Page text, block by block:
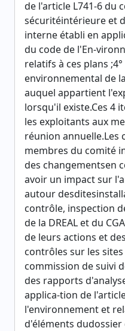
de l'article L741-6 du
sécuritéintérieure et
interne établi en
du code de l'En-
relatifs à ces plans
environnemental de
auquel appartient
lorsqu'il existe.Ces 4
les exploitants aux
réunion annuelle.Les
membres du comité
des changementsen
avoir un impact sur
autour
contrôle, inspection
de la DREAL et du
de leurs actions et
contrôles sur les sites
commission de suivi
des rapports
applica-tion de
l'environnement et
d'éléments